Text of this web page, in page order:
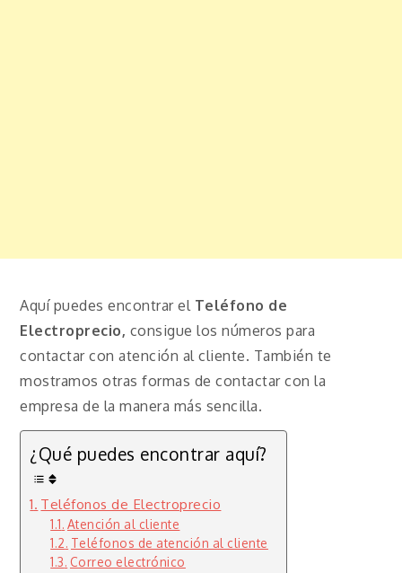
Aquí puedes encontrar el Teléfono de
Electroprecio, consigue los números para
contactar con atención al cliente. También te
mostramos otras formas de contactar con la
empresa de la manera más sencilla.
¿Qué puedes encontrar aquí?
Teléfonos de Electroprecio
Atención al cliente
Teléfonos de atención al cliente
Correo electrónico